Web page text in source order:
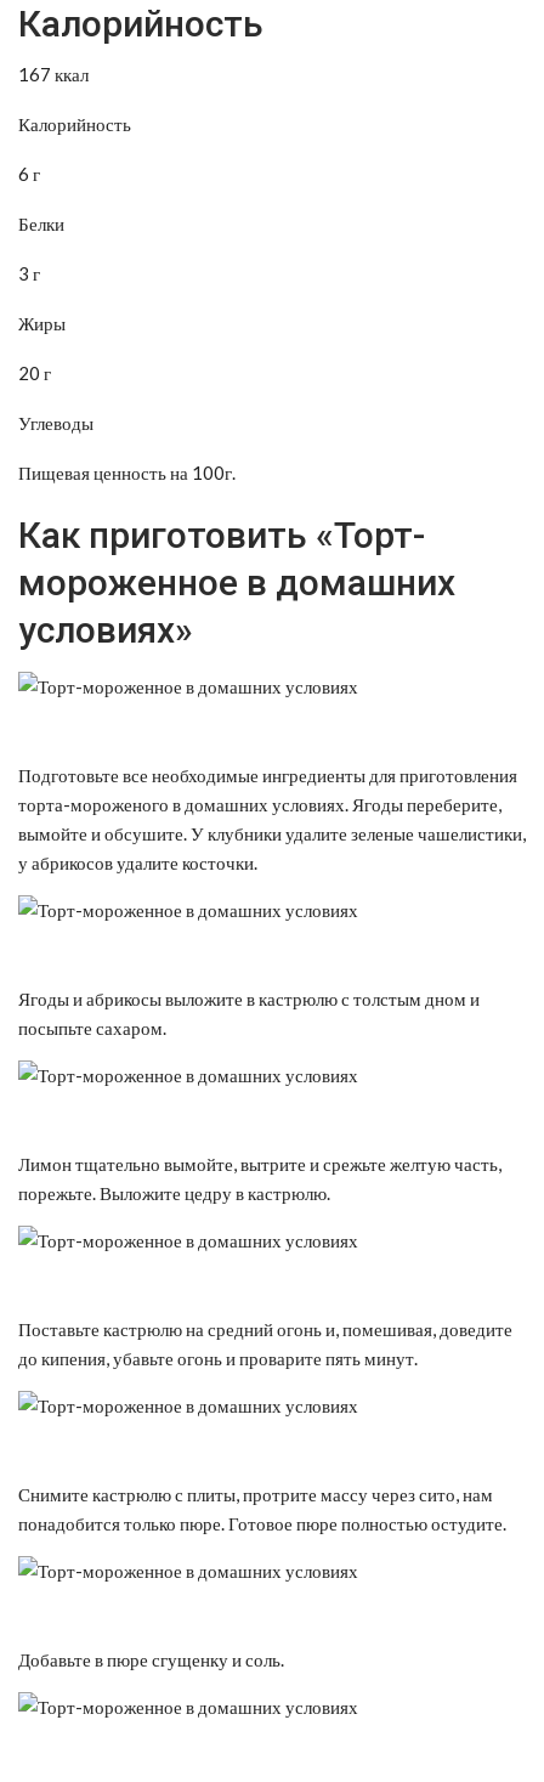
Калорийность
167 ккал
Калорийность
6 г
Белки
3 г
Жиры
20 г
Углеводы
Пищевая ценность на 100г.
Как приготовить «Торт-
мороженное в домашних
условиях»
Подготовьте все необходимые ингредиенты для приготовления
торта-мороженого в домашних условиях. Ягоды переберите,
вымойте и обсушите. У клубники удалите зеленые чашелистики,
у абрикосов удалите косточки.
Ягоды и абрикосы выложите в кастрюлю с толстым дном и
посыпьте сахаром.
Лимон тщательно вымойте, вытрите и срежьте желтую часть,
порежьте. Выложите цедру в кастрюлю.
Поставьте кастрюлю на средний огонь и, помешивая, доведите
до кипения, убавьте огонь и проварите пять минут.
Снимите кастрюлю с плиты, протрите массу через сито, нам
понадобится только пюре. Готовое пюре полностью остудите.
Добавьте в пюре сгущенку и соль.